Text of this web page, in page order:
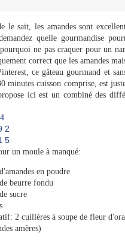
le sait, les amandes sont
quelle gourmandise
ne pas craquer pour un
correct que les amandes
ce gâteau gourmand et
minutes cuisson comprise, est
ici est un combiné des
un moule à manqué:
en poudre
beurre fondu
sucre
2 cuillères à soupe de fleur
amères)